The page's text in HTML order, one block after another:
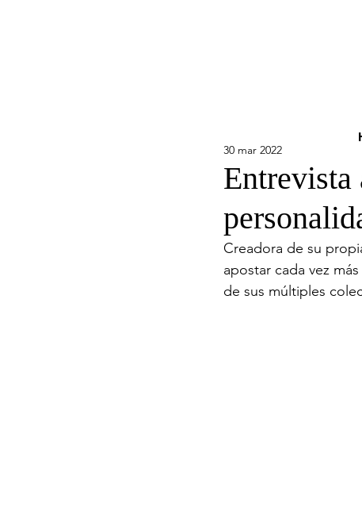
Entrevista
30 mar 2022
Creadora de su
apostar cada vez
de sus múltiples